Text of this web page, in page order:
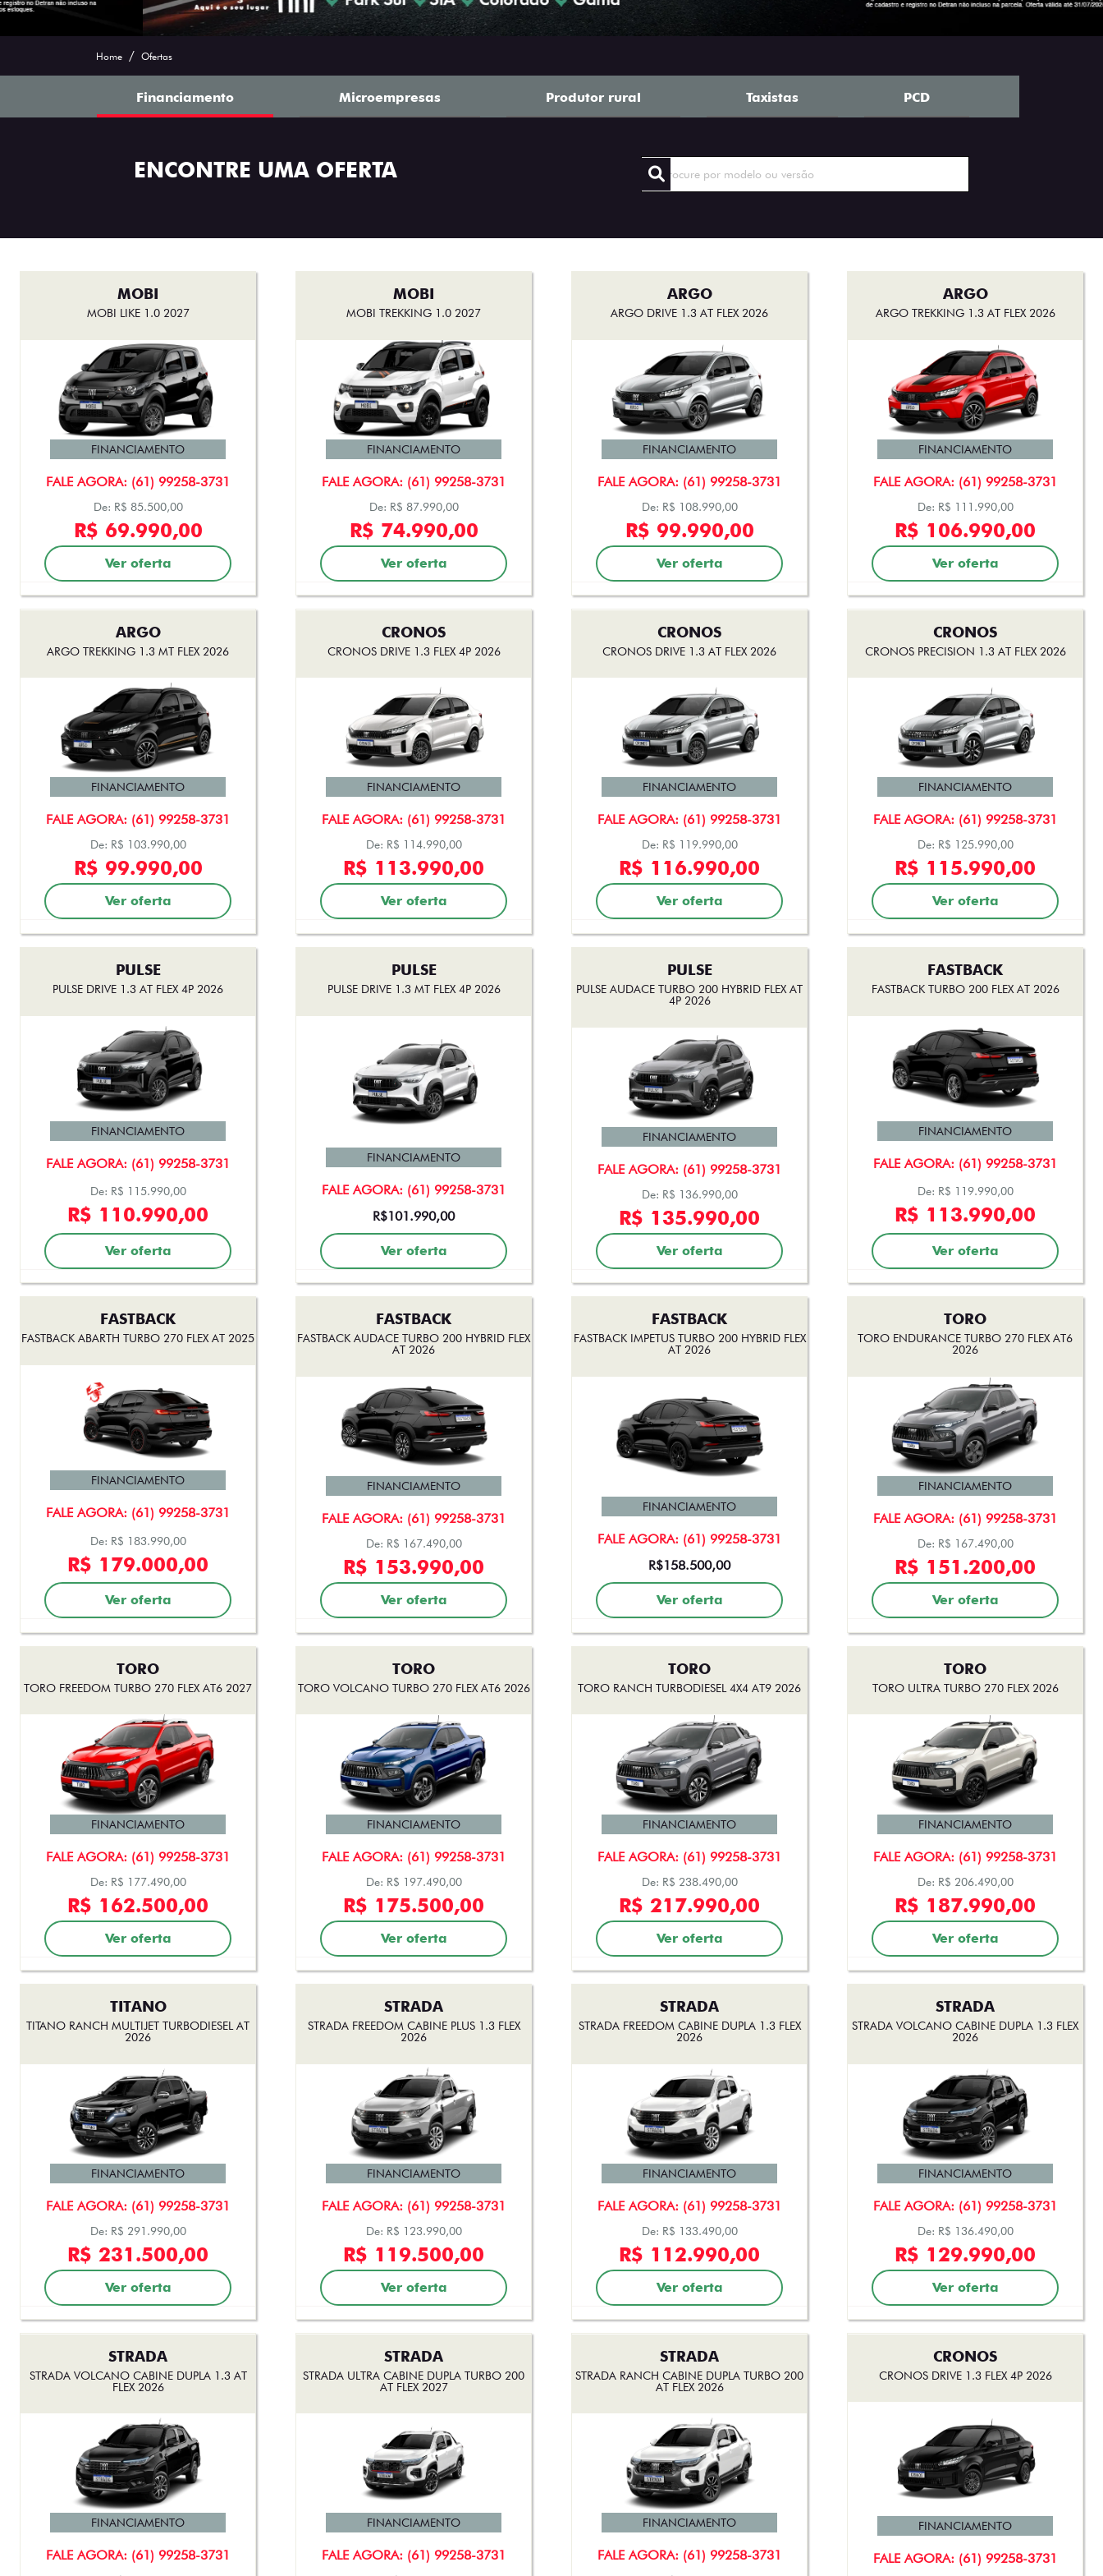
Home Ofertas
Financiamento Microempresas Produtor rural Taxistas PCD
Ofertas Saga Fiat
ENCONTRE UMA OFERTA
MOBI
MOBI LIKE 1.0 2027
FALE AGORA: (61) 99258-3731
FINANCIAMENTO
De: R$ 85.500,00
R$ 69.990,00
Ver oferta
MOBI
MOBI TREKKING 1.0 2027
FALE AGORA: (61) 99258-3731
FINANCIAMENTO
De: R$ 87.990,00
R$ 74.990,00
Ver oferta
ARGO
ARGO DRIVE 1.3 AT FLEX 2026
FALE AGORA: (61) 99258-3731
FINANCIAMENTO
De: R$ 108.990,00
R$ 99.990,00
Ver oferta
ARGO
ARGO TREKKING 1.3 AT FLEX 2026
FALE AGORA: (61) 99258-3731
FINANCIAMENTO
De: R$ 111.990,00
R$ 106.990,00
Ver oferta
ARGO
ARGO TREKKING 1.3 MT FLEX 2026
FALE AGORA: (61) 99258-3731
FINANCIAMENTO
De: R$ 103.990,00
R$ 99.990,00
Ver oferta
CRONOS
CRONOS DRIVE 1.3 FLEX 4P 2026
FALE AGORA: (61) 99258-3731
FINANCIAMENTO
De: R$ 114.990,00
R$ 113.990,00
Ver oferta
CRONOS
CRONOS DRIVE 1.3 AT FLEX 2026
FALE AGORA: (61) 99258-3731
FINANCIAMENTO
De: R$ 119.990,00
R$ 116.990,00
Ver oferta
CRONOS
CRONOS PRECISION 1.3 AT FLEX 2026
FALE AGORA: (61) 99258-3731
FINANCIAMENTO
De: R$ 125.990,00
R$ 115.990,00
Ver oferta
PULSE
PULSE DRIVE 1.3 AT FLEX 4P 2026
FALE AGORA: (61) 99258-3731
FINANCIAMENTO
De: R$ 115.990,00
R$ 110.990,00
Ver oferta
PULSE
PULSE DRIVE 1.3 MT FLEX 4P 2026
FALE AGORA: (61) 99258-3731
FINANCIAMENTO
R$101.990,00
Ver oferta
PULSE
PULSE AUDACE TURBO 200 HYBRID FLEX AT
4P 2026
FALE AGORA: (61) 99258-3731
FINANCIAMENTO
De: R$ 136.990,00
R$ 135.990,00
Ver oferta
FASTBACK
FASTBACK TURBO 200 FLEX AT 2026
FALE AGORA: (61) 99258-3731
FINANCIAMENTO
De: R$ 119.990,00
R$ 113.990,00
Ver oferta
FASTBACK
FASTBACK ABARTH TURBO 270 FLEX AT 2025
FALE AGORA: (61) 99258-3731
FINANCIAMENTO
De: R$ 183.990,00
R$ 179.000,00
Ver oferta
FASTBACK
FASTBACK AUDACE TURBO 200 HYBRID FLEX
AT 2026
FALE AGORA: (61) 99258-3731
FINANCIAMENTO
De: R$ 167.490,00
R$ 153.990,00
Ver oferta
FASTBACK
FASTBACK IMPETUS TURBO 200 HYBRID FLEX
AT 2026
FALE AGORA: (61) 99258-3731
FINANCIAMENTO
R$158.500,00
Ver oferta
TORO
TORO ENDURANCE TURBO 270 FLEX AT6
2026
FALE AGORA: (61) 99258-3731
FINANCIAMENTO
De: R$ 167.490,00
R$ 151.200,00
Ver oferta
TORO
TORO FREEDOM TURBO 270 FLEX AT6 2027
FALE AGORA: (61) 99258-3731
FINANCIAMENTO
De: R$ 177.490,00
R$ 162.500,00
Ver oferta
TORO
TORO VOLCANO TURBO 270 FLEX AT6 2026
FALE AGORA: (61) 99258-3731
FINANCIAMENTO
De: R$ 197.490,00
R$ 175.500,00
Ver oferta
TORO
TORO RANCH TURBODIESEL 4X4 AT9 2026
FALE AGORA: (61) 99258-3731
FINANCIAMENTO
De: R$ 238.490,00
R$ 217.990,00
Ver oferta
TORO
TORO ULTRA TURBO 270 FLEX 2026
FALE AGORA: (61) 99258-3731
FINANCIAMENTO
De: R$ 206.490,00
R$ 187.990,00
Ver oferta
TITANO
TITANO RANCH MULTIJET TURBODIESEL AT
2026
FALE AGORA: (61) 99258-3731
FINANCIAMENTO
De: R$ 291.990,00
R$ 231.500,00
Ver oferta
STRADA
STRADA FREEDOM CABINE PLUS 1.3 FLEX
2026
FALE AGORA: (61) 99258-3731
FINANCIAMENTO
De: R$ 123.990,00
R$ 119.500,00
Ver oferta
STRADA
STRADA FREEDOM CABINE DUPLA 1.3 FLEX
2026
FALE AGORA: (61) 99258-3731
FINANCIAMENTO
De: R$ 133.490,00
R$ 112.990,00
Ver oferta
STRADA
STRADA VOLCANO CABINE DUPLA 1.3 FLEX
2026
FALE AGORA: (61) 99258-3731
FINANCIAMENTO
De: R$ 136.490,00
R$ 129.990,00
Ver oferta
STRADA
STRADA VOLCANO CABINE DUPLA 1.3 AT
FLEX 2026
FALE AGORA: (61) 99258-3731
FINANCIAMENTO
STRADA
STRADA ULTRA CABINE DUPLA TURBO 200
AT FLEX 2027
FALE AGORA: (61) 99258-3731
FINANCIAMENTO
STRADA
STRADA RANCH CABINE DUPLA TURBO 200
AT FLEX 2026
FALE AGORA: (61) 99258-3731
FINANCIAMENTO
CRONOS
CRONOS DRIVE 1.3 FLEX 4P 2026
FALE AGORA: (61) 99258-3731
FINANCIAMENTO